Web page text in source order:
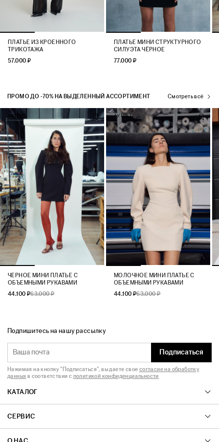
ПЛАТЬЕ ИЗ КРОЕННОГО
ТРИКОТАЖА
57.000 ₽
ПЛАТЬЕ МИНИ СТРУКТУРНОГО
СИЛУЭТА ЧЁРНОЕ
77.000 ₽
ПРОМО ДО -70% НА ВЫДЕЛЕННЫЙ АССОРТИМЕНТ Смотреть всё
АУТЛЕТ
ЧЕРНОЕ МИНИ ПЛАТЬЕ C
ОБЪЕМНЫМИ РУКАВАМИ
44.100 ₽63.000 ₽
АУТЛЕТ
МОЛОЧНОЕ МИНИ ПЛАТЬЕ С
ОБЪЕМНЫМИ РУКАВАМИ
44.100 ₽63.000 ₽
КАТАЛОГ
СЕРВИС
Подпишитесь на нашу рассылку
Подписаться
Нажимая на кнопку "Подписаться", вы даете свое согласие на обработку
данных в соответствии с политикой конфиденциальности